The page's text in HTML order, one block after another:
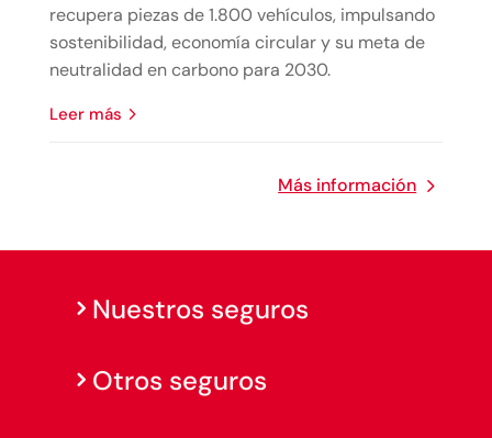
recupera piezas de 1.800 vehículos, impulsando
sostenibilidad, economía circular y su meta de
neutralidad en carbono para 2030.
leer más
Más información
Nuestros seguros
Otros seguros